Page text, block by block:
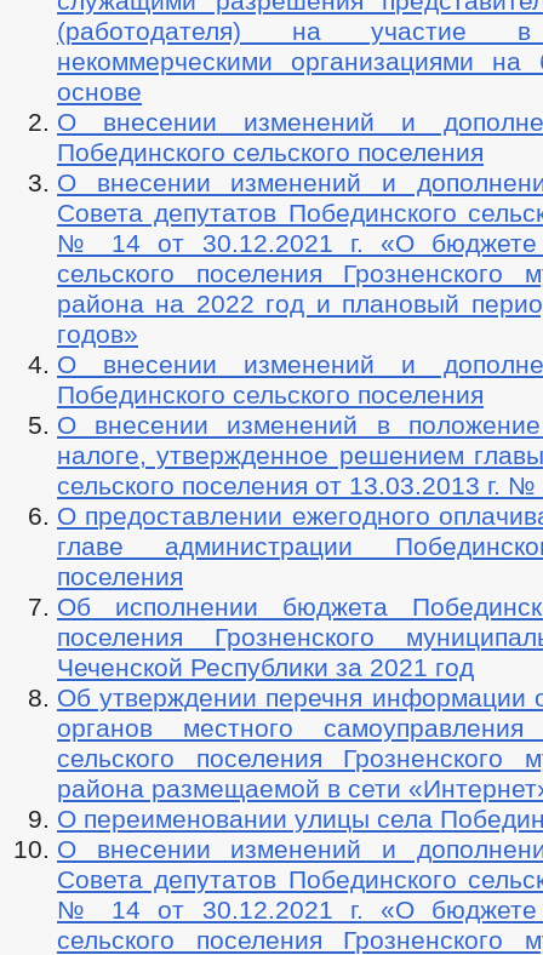
(работодателя) на участие в
некоммерческими организациями на
основе
О внесении изменений и
Побединского сельского поселения
О внесении изменений и
Совета депутатов Побединского
№ 14 от 30.12.2021 г. «О бюджете
сельского поселения Грозненского
района на 2022 год и плановый
годов»
О внесении изменений и
Побединского сельского поселения
О внесении изменений в
налоге, утвержденное решением
сельского поселения от 13.03.2013 г. №
О предоставлении ежегодного
главе администрации
поселения
Об исполнении бюджета
поселения Грозненского
Чеченской Республики за 2021 год
Об утверждении перечня информации
органов местного самоуправления
сельского поселения Грозненского
района размещаемой в сети
О переименовании улицы села
О внесении изменений и
Совета депутатов Побединского
№ 14 от 30.12.2021 г. «О бюджете
сельского поселения Грозненского